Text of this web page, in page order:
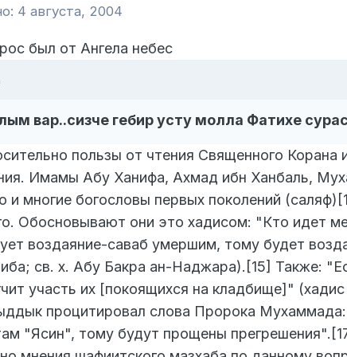
4 августа, 2004
был от Ангела небес
вар..сизче гебир усту молла Фатихе
пользы от чтения Священного
Имамы Абу Ханифа, Ахмад ибн Ханбаль,
и многие богословы первых поколений
Обосновывают они это хадисом: "Кто идет
воздаяние-саваб умершим, тому будет
св. х. Абу Бакра ан-Наджара).[15] Также:
участь их [покоящихся на кладбище]"
процитировал слова Пророка Мухаммада:
"Ясин", тому будут прощены